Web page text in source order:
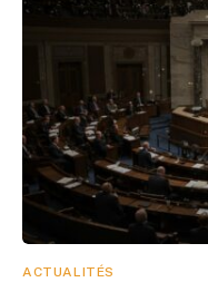
ACTUALITÉS